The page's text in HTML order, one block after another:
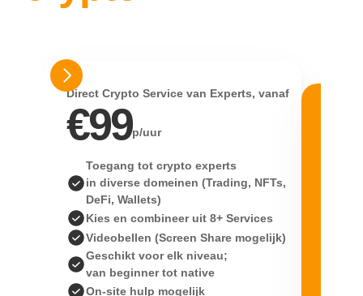
Direct Crypto Service van Experts, vanaf
€99p/uur
Toegang tot crypto experts
in diverse domeinen (Trading, NFTs,
DeFi, Wallets)
Kies en combineer uit 8+ Services
Videobellen (Screen Share mogelijk)
Geschikt voor elk niveau;
van beginner tot native
On-site hulp mogelijk